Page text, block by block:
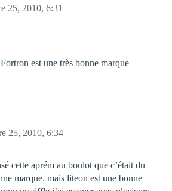
25, 2010, 6:31
est une très bonne marque
25, 2010, 6:34
cette aprém au boulot que c’était du
marque. mais liteon est une bonne